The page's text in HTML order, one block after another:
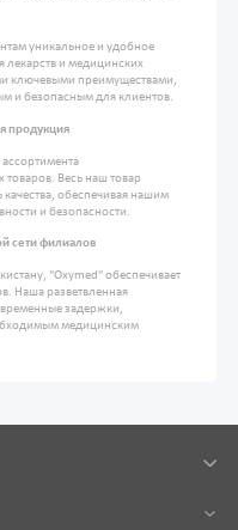
уникальное и удобное
лекарств и медицинских
ключевыми преимуществами,
и безопасным для клиентов.
продукция
товаров. Весь наш товар
обеспечивая нашим
и безопасности.
сети филиалов
"Oxymed" обеспечивает
Наша разветвленная
задержки,
медицинским